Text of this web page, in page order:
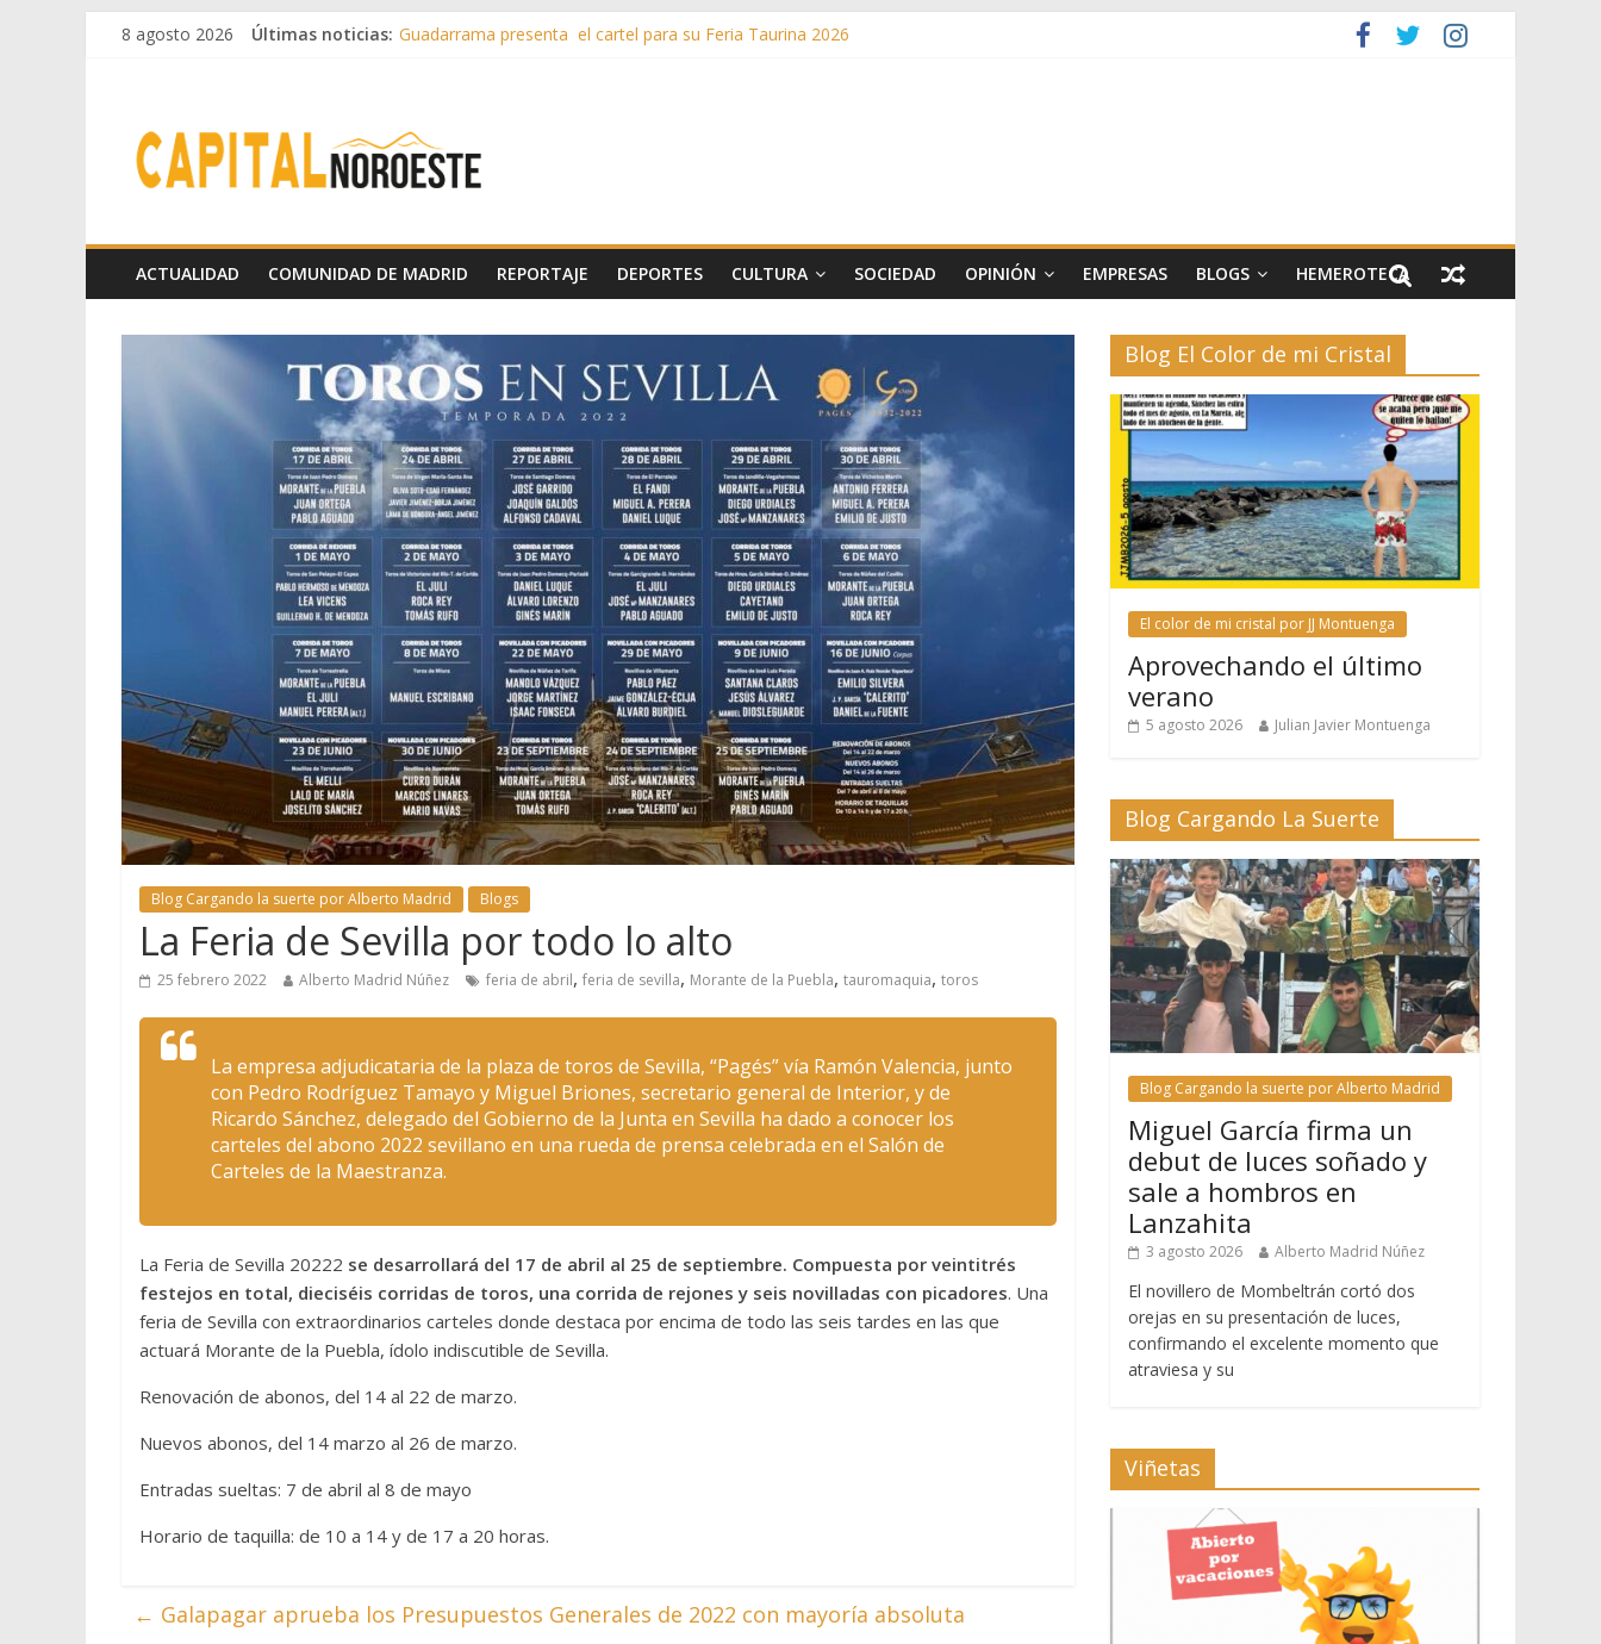
8 agosto 2026 Últimas noticias: Guadarrama presenta el cartel para su Feria Taurina 2026
Alerta de consumos inusuales de agua potable gracias a la telelectura de Canal de Isabel II
ACTUALIDAD COMUNIDAD DE MADRID REPORTAJE DEPORTES CULTURA SOCIEDAD OPINIÓN EMPRESAS BLOGS HEMEROTECA
Blog Cargando la suerte por Alberto Madrid Blogs
La Feria de Sevilla por todo lo alto
25 febrero 2022 Alberto Madrid Núñez feria de abril, feria de sevilla, Morante de la Puebla, tauromaquia, toros
La empresa adjudicataria de la plaza de toros de Sevilla, “Pagés” vía Ramón Valencia, junto
con Pedro Rodríguez Tamayo y Miguel Briones, secretario general de Interior, y de
Ricardo Sánchez, delegado del Gobierno de la Junta en Sevilla ha dado a conocer los
carteles del abono 2022 sevillano en una rueda de prensa celebrada en el Salón de
Carteles de la Maestranza.
La Feria de Sevilla 20222 se desarrollará del 17 de abril al 25 de septiembre. Compuesta por veintitrés
festejos en total, dieciséis corridas de toros, una corrida de rejones y seis novilladas con picadores. Una
feria de Sevilla con extraordinarios carteles donde destaca por encima de todo las seis tardes en las que
actuará Morante de la Puebla, ídolo indiscutible de Sevilla.
Renovación de abonos, del 14 al 22 de marzo.
Nuevos abonos, del 14 marzo al 26 de marzo.
Entradas sueltas: 7 de abril al 8 de mayo
Horario de taquilla: de 10 a 14 y de 17 a 20 horas.
← Galapagar aprueba los Presupuestos Generales de 2022 con mayoría absoluta
Blog El Color de mi Cristal
El color de mi cristal por JJ Montuenga
Aprovechando el último
verano
5 agosto 2026 Julian Javier Montuenga
Blog Cargando La Suerte
Blog Cargando la suerte por Alberto Madrid
Miguel García firma un
debut de luces soñado y
sale a hombros en
Lanzahita
3 agosto 2026 Alberto Madrid Núñez
El novillero de Mombeltrán cortó dos
orejas en su presentación de luces,
confirmando el excelente momento que
atraviesa y su
Viñetas